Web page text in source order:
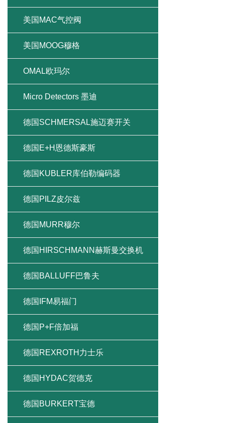
美国MAC气控阀
美国MOOG穆格
OMAL欧玛尔
Micro Detectors 墨迪
德国SCHMERSAL施迈赛开关
德国E+H恩德斯豪斯
德国KUBLER库伯勒编码器
德国PILZ皮尔兹
德国MURR穆尔
德国HIRSCHMANN赫斯曼交换机
德国BALLUFF巴鲁夫
德国IFM易福门
德国P+F倍加福
德国REXROTH力士乐
德国HYDAC贺德克
德国BURKERT宝德